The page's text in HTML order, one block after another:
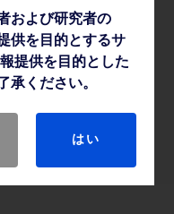
径 4.0～6.5 mm の
cm 以下である症候
窄または閉塞病変
た、同領域におけ
功に伴う急性もし
れます。（2024年4
および研究者の
供を目的とするサ
提供を目的とした
承ください。
はい